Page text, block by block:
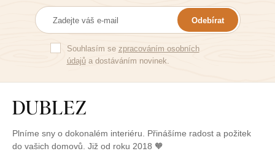
Odebírat
Souhlasím se zpracováním osobních
údajůa dostáváním novinek.
Plníme sny o dokonalém interiéru. Přinášíme radost a požitek
do vašich domovů. Již od roku 2018 🧡